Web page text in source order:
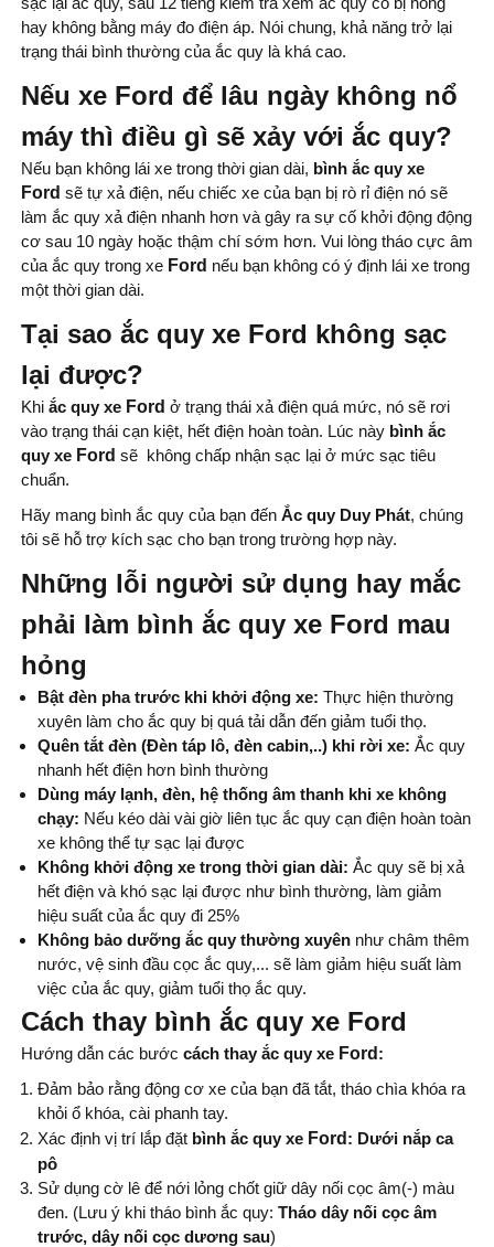
hay không bằng máy đo điện áp. Nói chung, khả năng trở lại
trạng thái bình thường của ắc quy là khá cao.
Nếu xe Ford để lâu ngày không nổ
máy thì điều gì sẽ xảy với ắc quy?
Nếu bạn không lái xe trong thời gian dài, bình ắc quy xe
Ford sẽ tự xả điện, nếu chiếc xe của bạn bị rò rỉ điện nó sẽ
làm ắc quy xả điện nhanh hơn và gây ra sự cố khởi động động
cơ sau 10 ngày hoặc thậm chí sớm hơn. Vui lòng tháo cực âm
của ắc quy trong xe Ford nếu bạn không có ý định lái xe trong
một thời gian dài.
Tại sao ắc quy xe Ford không sạc
lại được?
Khi ắc quy xe Ford ở trạng thái xả điện quá mức, nó sẽ rơi
vào trạng thái cạn kiệt, hết điện hoàn toàn. Lúc này bình ắc
quy xe Ford sẽ không chấp nhận sạc lại ở mức sạc tiêu
chuẩn.
Hãy mang bình ắc quy của bạn đến Ắc quy Duy Phát, chúng
tôi sẽ hỗ trợ kích sạc cho bạn trong trường hợp này.
Những lỗi người sử dụng hay mắc
phải làm bình ắc quy xe Ford mau
hỏng
Bật đèn pha trước khi khởi động xe: Thực hiện thường
xuyên làm cho ắc quy bị quá tải dẫn đến giảm tuổi thọ.
Quên tắt đèn (Đèn táp lô, đèn cabin,..) khi rời xe: Ắc quy
nhanh hết điện hơn bình thường
Dùng máy lạnh, đèn, hệ thống âm thanh khi xe không
chạy: Nếu kéo dài vài giờ liên tục ắc quy cạn điện hoàn toàn
xe không thể tự sạc lại được
Không khởi động xe trong thời gian dài: Ắc quy sẽ bị xả
hết điện và khó sạc lại được như bình thường, làm giảm
hiệu suất của ắc quy đi 25%
Không bảo dưỡng ắc quy thường xuyên như châm thêm
nước, vệ sinh đầu cọc ắc quy,... sẽ làm giảm hiệu suất làm
việc của ắc quy, giảm tuổi thọ ắc quy.
Cách thay bình ắc quy xe Ford
Hướng dẫn các bước cách thay ắc quy xe Ford :
Đảm bảo rằng động cơ xe của bạn đã tắt, tháo chìa khóa ra
khỏi ổ khóa, cài phanh tay.
Xác định vị trí lắp đặt bình ắc quy xe Ford : Dưới nắp ca
pô
Sử dụng cờ lê để nới lỏng chốt giữ dây nối cọc âm(-) màu
đen. (Lưu ý khi tháo bình ắc quy: Tháo dây nối cọc âm
trước, dây nối cọc dương sau)